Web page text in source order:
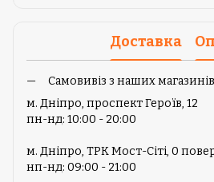
Доставка
Самовивіз з наших
м. Дніпро, проспект Героїв, 12
пн-нд: 10:00 - 20:00
м. Дніпро, ТРК Мост-Сіті, 0
нп-нд: 09:00 - 21:00